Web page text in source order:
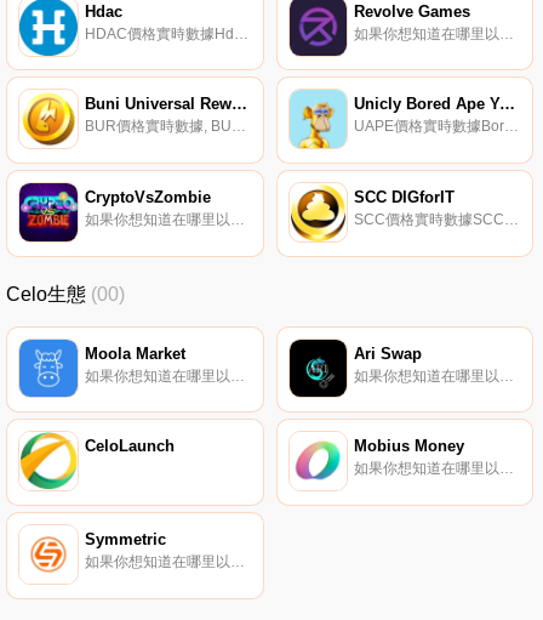
Hdac Revolve Games
Buni Universal Reward
BUR價格實時數據, BUR或Bunicorn通用獎勵代幣是Bunicorn Metaverse中所有游戲的獎勵支付代幣。Bunicorn是一個強大的DEFI游戲平臺,旨在將DEFI和區塊鏈游戲體驗提升到一個新的水平.
Unicly Bored Ape Yacht Club Collection
UAPE價格實時數據Bored Ape Yacht Club是10000個獨特的Bored Ape NFT的集合,這些NFT是生活在以太坊區塊鏈上的獨特數字收藏品。你的無聊猿兼作你的游艇俱樂部會員卡,并授予會員專屬福利,其中第一項是使用the BATHROOM,一個合作涂鴉板.
CryptoVsZombie
如果你想知道在哪里以當前價格購買CryptoVsZomCVZe,目前交易{CryptoVsZomCVZe]股票的頂級加密貨幣交易所是Bilaxy。您可以在我們的加密貨幣交易所頁面上找到其他列表.
SCC DIGforIT
SCC價格實時數據SCC是給予DIG for IT平臺初始投資者的利潤分享代幣。據報道,SCC允許持有者獲得玩家產生的定期獎勵。它可以在游戲中挖掘,也可以從游戲中獲得獎勵.
Celo生態 (00)
Moola Market Ari Swap
CeloLaunch Mobius Money
如果你想知道在哪里以當前價格購買MoMOBIus Money,目前交易{MoMOBIus Money]股票的頂級加密貨幣交易所是Ubeswap。您可以在我們的加密貨幣交易所頁面上找到其他列表.
Symmetric
如果你想知道在哪里以當前價格購買Symmetric,目前交易{Symmetric]股票的頂級加密貨幣交易所是Swapr（Gnosis）。您可以在我們的加密貨幣交易所頁面上找到其他列表。Symmetric是一個自動做市商（AMM）和去中心化交易所（DEX）,運行在Celo和xDai網絡上.